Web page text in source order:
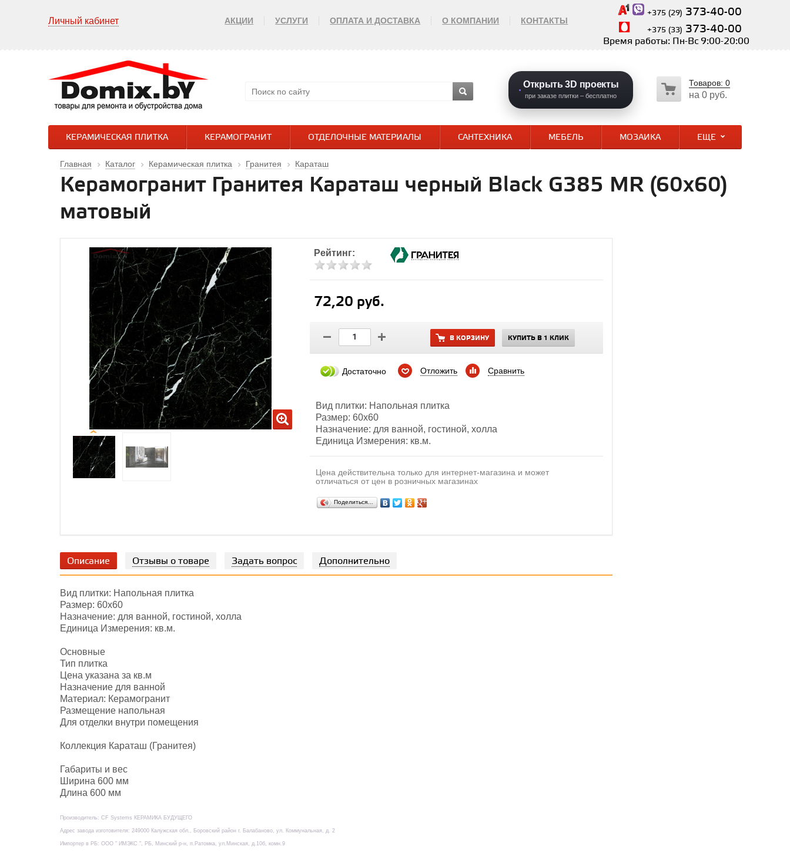
Личный кабинет АКЦИИ УСЛУГИ ОПЛАТА И ДОСТАВКА О КОМПАНИИ КОНТАКТЫ
+375 (29) 373-40-00
+375 (33) 373-40-00
Время работы: Пн-Вс 9:00-20:00
Открыть 3D проекты
при заказе плитки – бесплатно
Товаров: 0
на 0 руб.
КЕРАМИЧЕСКАЯ ПЛИТКА КЕРАМОГРАНИТ ОТДЕЛОЧНЫЕ МАТЕРИАЛЫ САНТЕХНИКА МЕБЕЛЬ МОЗАИКА ЕЩЕ
Главная Каталог Керамическая плитка Гранитея Караташ
Керамогранит Гранитея Караташ черный Black G385 MR (60х60)
матовый
Рейтинг:
72,20 руб.
В КОРЗИНУ КУПИТЬ В 1 КЛИК
Достаточно Отложить Сравнить
Вид плитки: Напольная плитка
Размер: 60х60
Назначение: для ванной, гостиной, холла
Единица Измерения: кв.м.
Цена действительна только для интернет-магазина и может
отличаться от цен в розничных магазинах
Поделиться…
Описание Отзывы о товаре Задать вопрос Дополнительно
Вид плитки: Напольная плитка
Размер: 60х60
Назначение: для ванной, гостиной, холла
Единица Измерения: кв.м.
Основные
Тип плитка
Цена указана за кв.м
Назначение для ванной
Материал: Керамогранит
Размещение напольная
Для отделки внутри помещения
Коллекция Караташ (Гранитея)
Габариты и вес
Ширина 600 мм
Длина 600 мм
Производитель: CF Systems КЕРАМИКА БУДУЩЕГО
Адрес завода изготовителя: 249000 Калужская обл., Боровский район г. Балабаново, ул. Коммунальная, д. 2
Импортер в РБ: ООО " ИМЭКС ", РБ, Минский р-н, п.Ратомка, ул.Минская, д.10б, комн.9